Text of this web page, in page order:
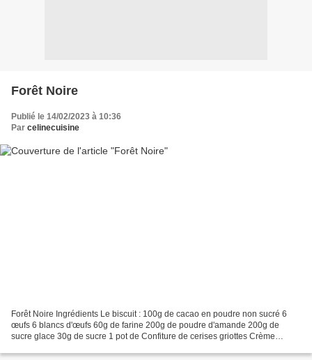
Forêt Noire
Publié le 14/02/2023 à 10:36
Par celinecuisine
Forêt Noire Ingrédients Le biscuit : 100g de cacao en poudre non sucré 6
œufs 6 blancs d'œufs 60g de farine 200g de poudre d'amande 200g de
sucre glace 30g de sucre 1 pot de Confiture de cerises griottes Crème